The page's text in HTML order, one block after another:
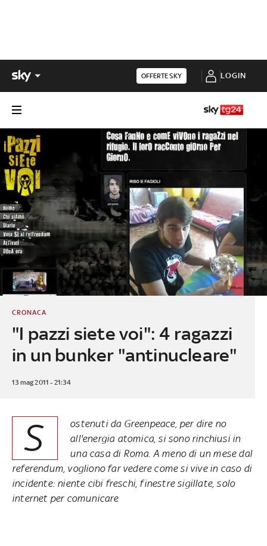
OFFERTE SKY LOGIN
"I pazzi siete voi": 4 ragazzi
in un bunker "antinucleare"
CRONACA
13 mag 2011 - 21:34
S
ostenuti da Greenpeace, per dire no
all'energia atomica, si sono rinchiusi in
una casa di Roma. A meno di un mese dal
referendum, vogliono far vedere come si vive in caso di
incidente: niente cibi freschi, finestre sigillate, solo
internet per comunicare